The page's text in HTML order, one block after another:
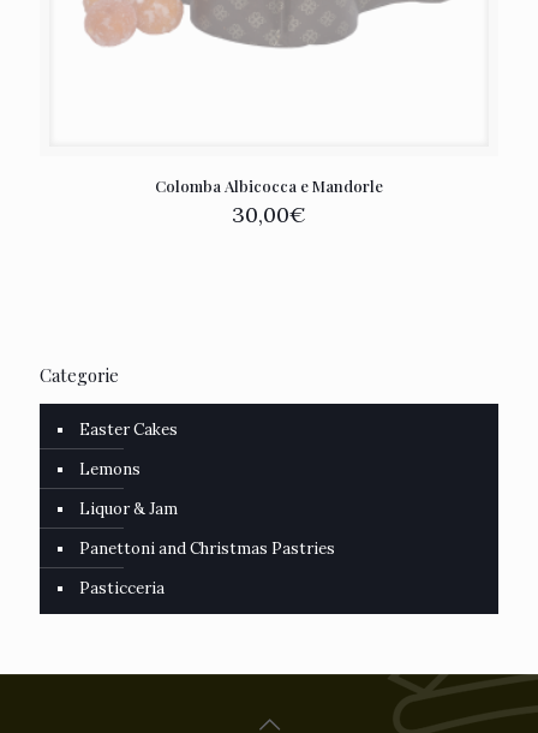
Colomba Albicocca e Mandorle
30,00€
Categorie
Easter Cakes
Lemons
Liquor & Jam
Panettoni and Christmas Pastries
Pasticceria